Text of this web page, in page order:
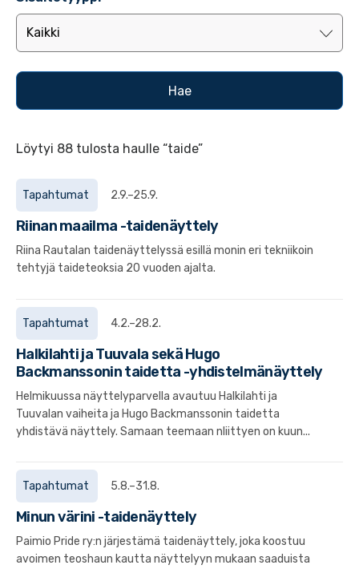
Löytyi 88 tulosta haulle “taide”
Tapahtumat 2.9.–25.9.
Riinan maailma -taidenäyttely
Riina Rautalan taidenäyttelyssä esillä monin eri tekniikoin
tehtyjä taideteoksia 20 vuoden ajalta.
Tapahtumat 4.2.–28.2.
Halkilahti ja Tuuvala sekä Hugo
Backmanssonin taidetta -yhdistelmänäyttely
Helmikuussa näyttelyparvella avautuu Halkilahti ja
Tuuvalan vaiheita ja Hugo Backmanssonin taidetta
yhdistävä näyttely. Samaan teemaan nliittyen on kuun...
Tapahtumat 5.8.–31.8.
Minun värini -taidenäyttely
Paimio Pride ry:n järjestämä taidenäyttely, joka koostuu
avoimen teoshaun kautta näyttelyyn mukaan saaduista